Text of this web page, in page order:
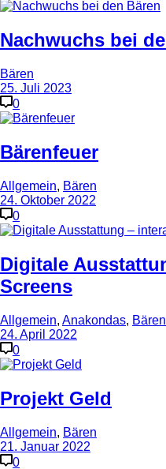
Nachwuchs bei
Bären
25. Juli 2023
0
Bärenfeuer
Allgemein, Bären
24. Oktober 2022
0
Digitale
Screens
Allgemein, Anakondas, Bären
24. April 2022
0
Projekt Geld
Allgemein, Bären
21. Januar 2022
0